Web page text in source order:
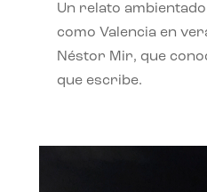
Un relato
como Valencia en
Néstor Mir, que
que escribe.